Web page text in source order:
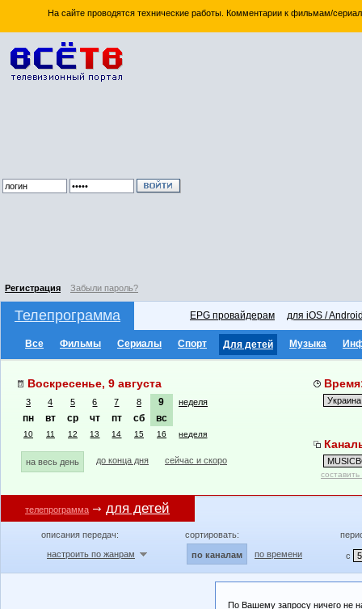
На сайте проводятся технические работы. Комментарии к фильмам/
Регистрация Забыли пароль?
Телепрограмма EPG провайдерам для iOS /
Все Фильмы Сериалы Спорт Для детей Музыка
Воскресенье, 9 августа
3 4 5 6 7 8 9 неделя
пн вт ср чт пт сб вс
10 11 12 13 14 15 16 неделя
на весь день до конца дня сейчас и скоро
телепрограмма для детей
описания передач:
настроить по жанрам
сортировать:
по каналам по времени с
По Вашему запросу ничего не